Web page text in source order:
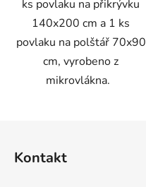
ks povlaku na přikrývku
140x200 cm a 1 ks
povlaku na polštář 70x90
cm, vyrobeno z
mikrovlákna.
Kontakt